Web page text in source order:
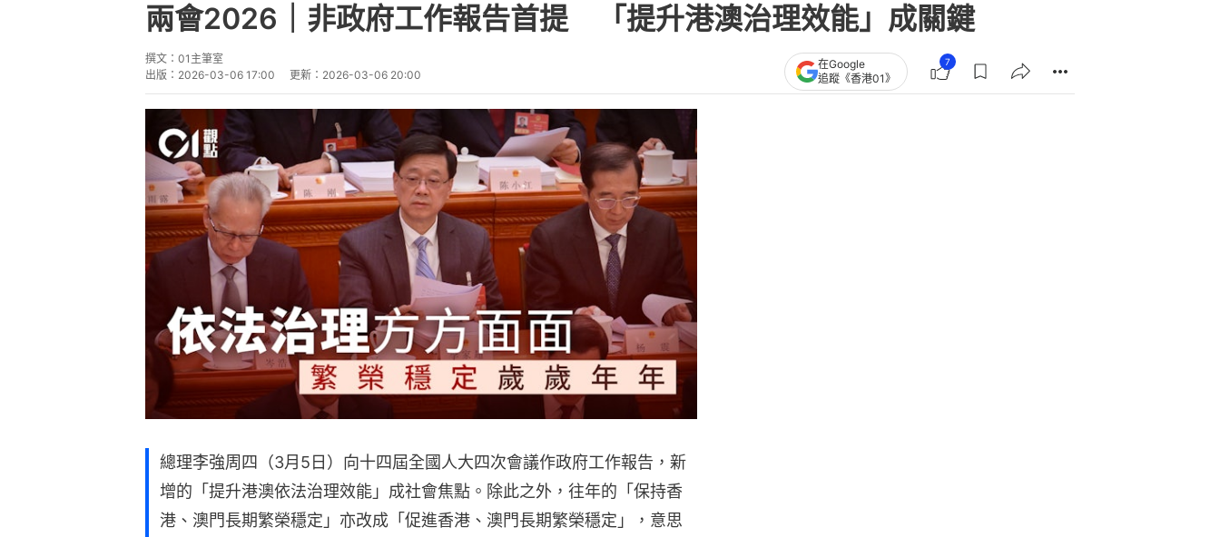
兩會2026｜非政府工作報告首提 「提升港澳治理效能」成關鍵
撰文： 01主筆室
出版： 2026-03-06 17:00 更新： 2026-03-06 20:00
在Google
追蹤《香港01》
7
總理李強周四（3月5日）向十四屆全國人大四次會議作政府工作報告，新
增的「提升港澳依法治理效能」成社會焦點。除此之外，往年的「保持香
港、澳門長期繁榮穩定」亦改成「促進香港、澳門長期繁榮穩定」，意思